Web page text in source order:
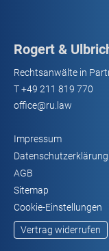
Rogert &
Rechtsanwälte in
T+49 211 819 770
office@ru.law
Impressum
Datenschutzerklärung
AGB
Sitemap
Cookie-Einstellungen
Vertrag widerrufen